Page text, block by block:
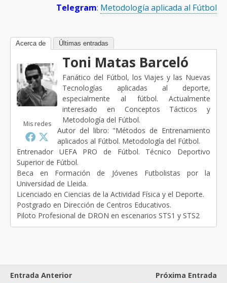
Telegram: Metodología aplicada al Fútbol
Acerca de Últimas entradas
Mis redes
Toni Matas Barceló
Fanático del Fútbol, los Viajes y las Nuevas
Tecnologías aplicadas al deporte,
especialmente al fútbol. Actualmente
interesado en Conceptos Tácticos y
Metodología del Fútbol.
Autor del libro: "Métodos de Entrenamiento
aplicados al Fútbol. Metodología del Fútbol.
Entrenador UEFA PRO de Fútbol. Técnico Deportivo
Superior de Fútbol.
Beca en Formación de Jóvenes Futbolistas por la
Universidad de Lleida.
Licenciado en Ciencias de la Actividad Física y el Deporte.
Postgrado en Dirección de Centros Educativos.
Piloto Profesional de DRON en escenarios STS1 y STS2
Entrada Anterior
Próxima Entrada